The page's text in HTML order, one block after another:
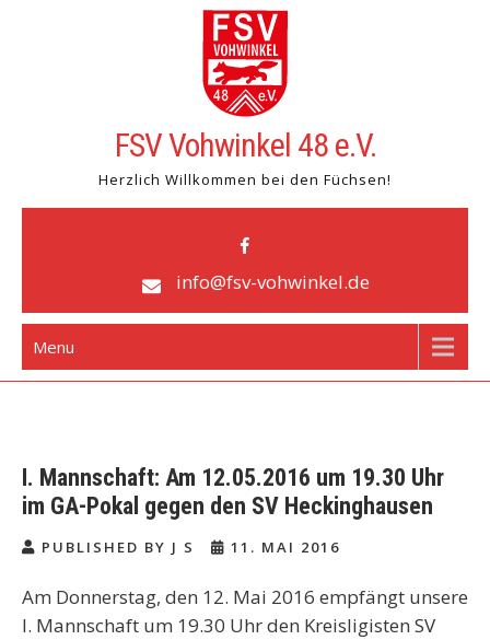
FSV Vohwinkel 48 e.V.
Herzlich Willkommen bei den Füchsen!
info@fsv-vohwinkel.de
Menu
I. Mannschaft: Am 12.05.2016 um 19.30 Uhr
im GA-Pokal gegen den SV Heckinghausen
PUBLISHED BY J S 11. MAI 2016
Am Donnerstag, den 12. Mai 2016 empfängt unsere
I. Mannschaft um 19.30 Uhr den Kreisligisten SV